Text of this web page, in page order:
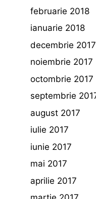
februarie 2018
ianuarie 2018
decembrie 2017
noiembrie 2017
octombrie 2017
septembrie
august 2017
iulie 2017
iunie 2017
mai 2017
aprilie 2017